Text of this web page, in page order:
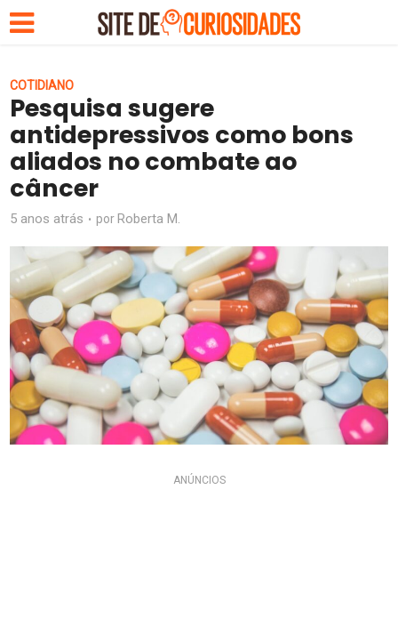
COTIDIANO
Pesquisa sugere
antidepressivos como bons
aliados no combate ao
câncer
5 anos atrás por Roberta M.
ANÚNCIOS